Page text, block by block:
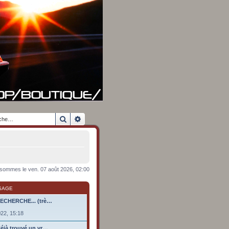
Rechercher
le ven. 07 août 2026, 02:00
(trè…
15:18
trouvé un vr…